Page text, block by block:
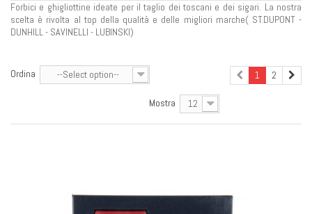
Forbici e ghigliottine ideate per il taglio dei toscani e dei sigari. La nostra
scelta è rivolta al top della qualità e delle migliori marche( ST.DUPONT -
DUNHILL - SAVINELLI - LUBINSKI)
Ordina --Select option-- 1 2
Mostra 12